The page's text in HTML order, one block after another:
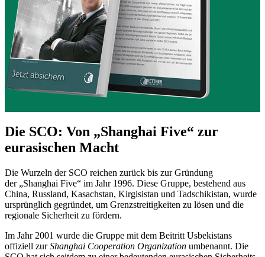
Die SCO: Von „Shanghai Five“ zur
eurasischen Macht
Die Wurzeln der SCO reichen zurück bis zur Gründung
der „Shanghai Five“ im Jahr 1996. Diese Gruppe, bestehend aus
China, Russland, Kasachstan, Kirgisistan und Tadschikistan, wurde
ursprünglich gegründet, um Grenzstreitigkeiten zu lösen und die
regionale Sicherheit zu fördern.
Im Jahr 2001 wurde die Gruppe mit dem Beitritt Usbekistans
offiziell zurShanghai Cooperation Organization umbenannt. Die